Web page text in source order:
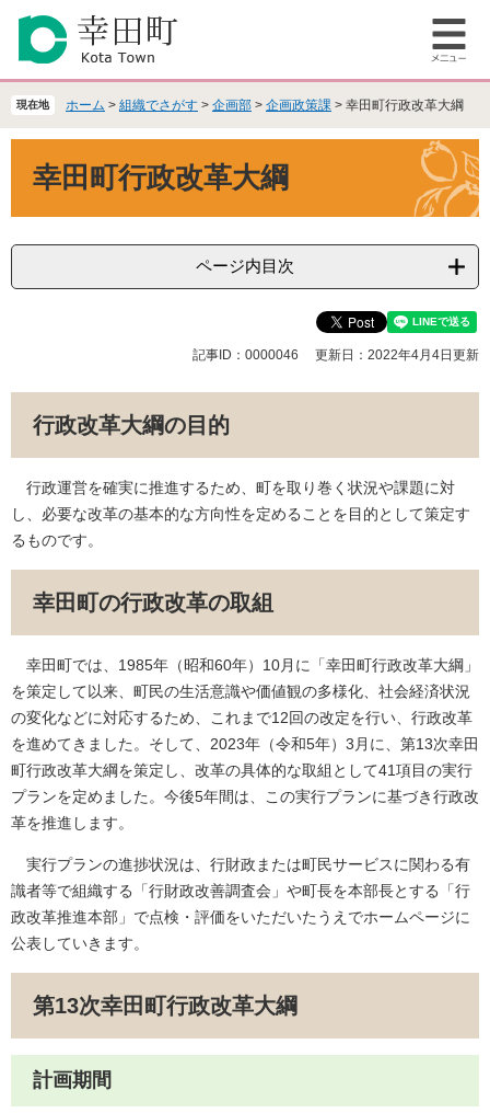
の
頭
ー
飛
本
文
メ
ー
現在地 ホーム > 組織でさがす > 企画部 > 企画政策課 > 幸田町行政改革大綱
幸田町行政改革大綱
ページ内目次
記事ID：0000046 更新日：2022年4月4日更新
行政改革大綱の目的
行政運営を確実に推進するため、町を取り巻く状況や課題に対
し、必要な改革の基本的な方向性を定めることを目的として策定す
るものです。
幸田町の行政改革の取組
幸田町では、1985年（昭和60年）10月に「幸田町行政改革大綱」
を策定して以来、町民の生活意識や価値観の多様化、社会経済状況
の変化などに対応するため、これまで12回の改定を行い、行政改革
を進めてきました。そして、2023年（令和5年）3月に、第13次幸田
町行政改革大綱を策定し、改革の具体的な取組として41項目の実行
プランを定めました。今後5年間は、この実行プランに基づき行政改
革を推進します。
実行プランの進捗状況は、行財政または町民サービスに関わる有
識者等で組織する「行財政改善調査会」や町長を本部長とする「行
政改革推進本部」で点検・評価をいただいたうえでホームページに
公表していきます。
第13次幸田町行政改革大綱
計画期間